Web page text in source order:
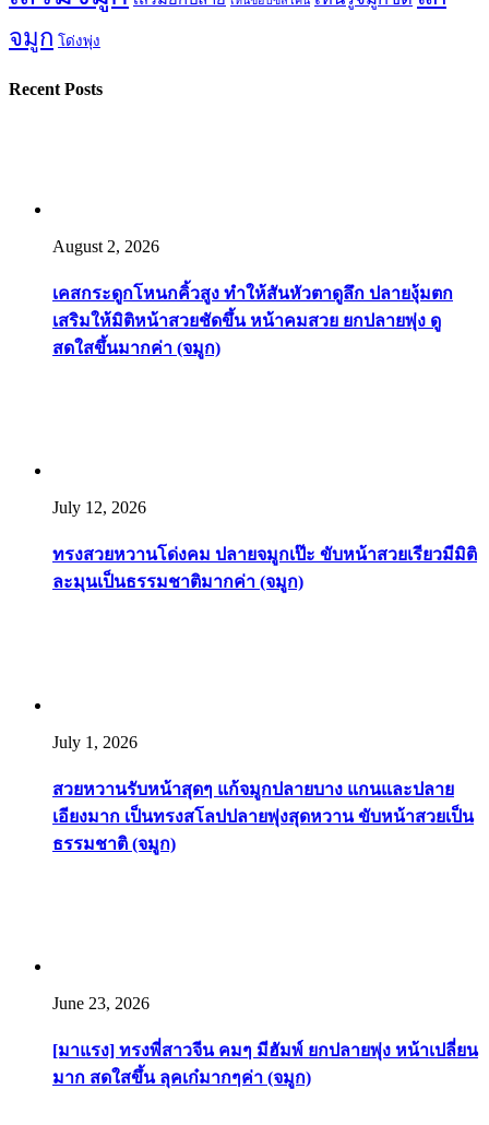
จมูก โด่งพุ่ง
Recent Posts
August 2, 2026
เคสกระดูกโหนกคิ้วสูง ทำให้สันหัวตาดูลึก ปลายงุ้มตก
เสริมให้มิติหน้าสวยชัดขึ้น หน้าคมสวย ยกปลายพุ่ง ดู
สดใสขึ้นมากค่า (จมูก)
July 12, 2026
ทรงสวยหวานโด่งคม ปลายจมูกเป๊ะ ขับหน้าสวยเรียวมีมิติ
ละมุนเป็นธรรมชาติมากค่า (จมูก)
July 1, 2026
สวยหวานรับหน้าสุดๆ แก้จมูกปลายบาง แกนและปลาย
เอียงมาก เป็นทรงสโลปปลายพุ่งสุดหวาน ขับหน้าสวยเป็น
ธรรมชาติ (จมูก)
June 23, 2026
[มาแรง] ทรงพี่สาวจีน คมๆ มีฮัมพ์ ยกปลายพุ่ง หน้าเปลี่ยน
มาก สดใสขึ้น ลุคเก๋มากๆค่า (จมูก)